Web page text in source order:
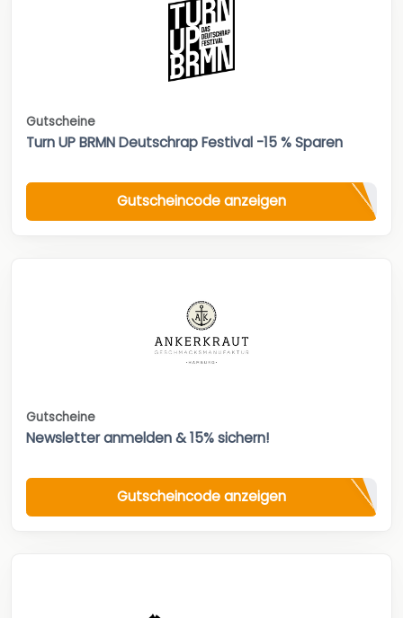
Gutscheine
Turn UP BRMN Deutschrap Festival -15 % Sparen
Gutscheincode anzeigen
Gutscheine
Newsletter anmelden & 15% sichern!
Gutscheincode anzeigen